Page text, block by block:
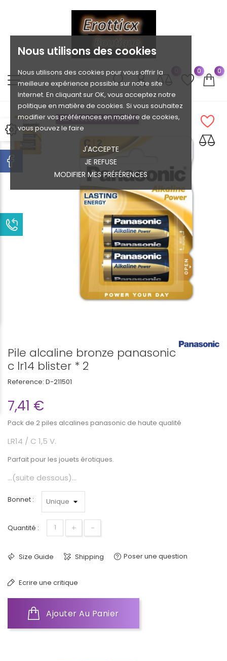
Nous utilisons des cookies
Nous utilisons des cookies pour vous offrir la
meilleure expérience possible sur notre site
Internet. En cliquant sur OK, vous acceptez notre
politique en matière de cookies. Si vous souhaitez
modifier vos préférences en matière de cookies,
vous pouvez le faire
J'ACCEPTE
JE REFUSE
MODIFIER MES PRÉFÉRENCES
0 0
EXCLUSIVITÉ WEB !
Pile alcaline bronze panasonic
c lr14 blister * 2
Reference: D-211501
7,41 €
Pack de 2 piles alcalines panasonic de haute qualité
LR14 / C 1,5 V.
Parfait pour les jouets érotiques.
...(suite dessous)...
Bonnet :
Quantité : + -
Size Guide Shipping Poser une question
Ecrire une critique
Ajouter Au Panier